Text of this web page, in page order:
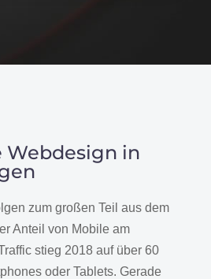
Webdesign in
zum großen Teil aus dem
Anteil von Mobile am
stieg 2018 auf über 60
oder Tablets. Gerade